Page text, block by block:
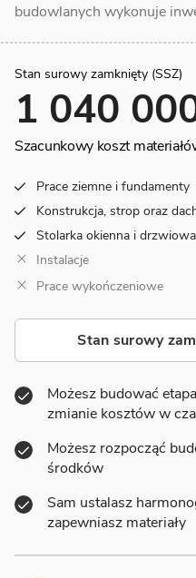
budowlanych wykonuje
Stan surowy zamknięty (SSZ)
1 040
Szacunkowy koszt
Prace ziemne i fundamenty
Konstrukcja, strop oraz
Stolarka okienna i drzwiowa
Instalacje
Prace wykończeniowe
Stan surowy
Możesz budować
zmianie kosztów w
Możesz rozpocząć
środków
Sam ustalasz
zapewniasz materiały